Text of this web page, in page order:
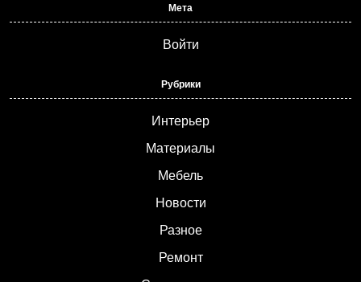
Мета
Войти
Рубрики
Интерьер
Материалы
Мебель
Новости
Разное
Ремонт